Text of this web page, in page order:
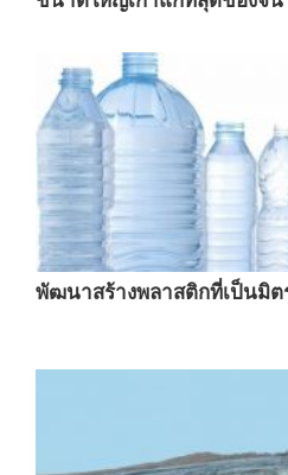
พัฒนาสร้างพลาสติกที่เป็นมิต